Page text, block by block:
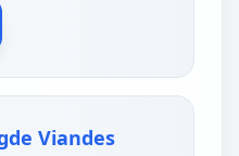
Viandes